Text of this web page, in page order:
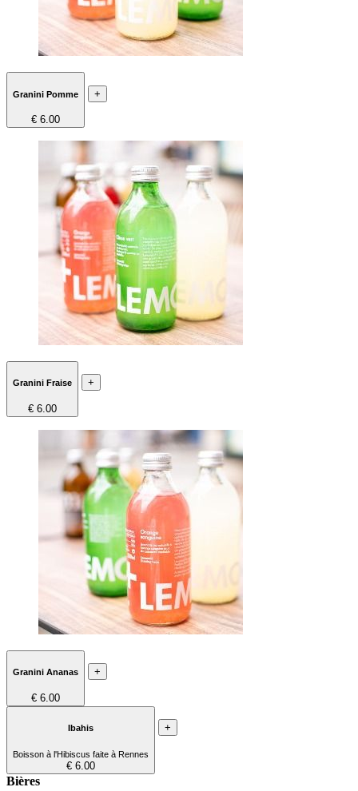
Granini Pomme
€ 6.00
+
Granini Fraise
€ 6.00
+
Granini Ananas
€ 6.00
+
Ibahis
Boisson à l'Hibiscus faite à Rennes
€ 6.00
+
Bières